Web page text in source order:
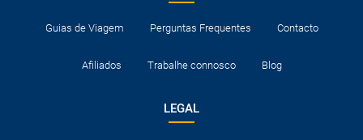
Guias de Viagem Perguntas Frequentes Contacto
Afiliados Trabalhe connosco Blog
LEGAL